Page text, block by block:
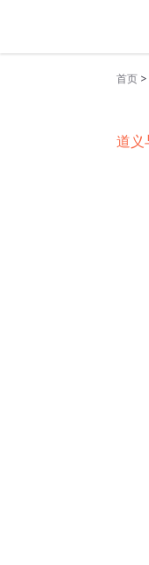
首页 >
道义